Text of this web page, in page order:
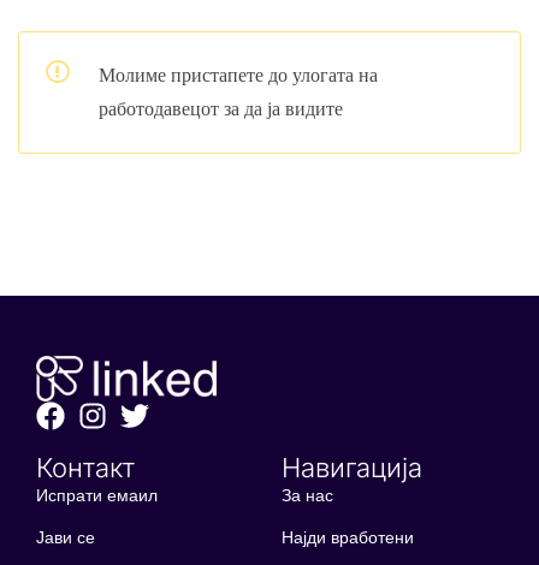
Молиме пристапете до улогата на
работодавецот за да ја видите
Контакт
Испрати емаил
Јави се
Навигација
За нас
Најди вработени